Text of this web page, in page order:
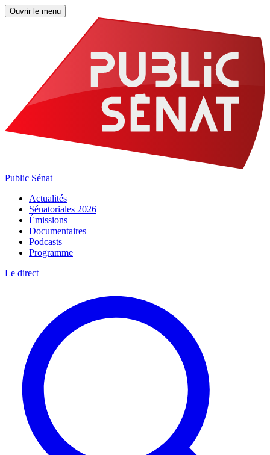
Ouvrir le menu
Public Sénat
Actualités
Sénatoriales 2026
Émissions
Documentaires
Podcasts
Programme
Le direct